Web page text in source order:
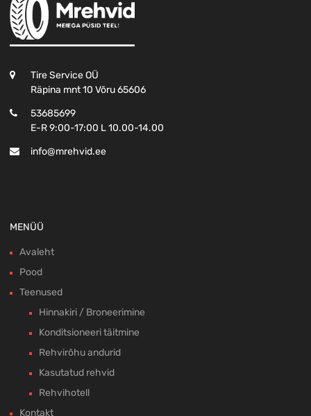
Tire Service OÜ
Räpina mnt 10 Võru 65606
53685699
E-R 9:00-17:00 L 10.00-14.00
info@mrehvid.ee
MENÜÜ
Avaleht
Pood
Teenused
Hinnakiri / Broneerimine
Konditsioneeri täitmine
Rehvirõhu andurid
Kasutatud rehvid
Rehvihotell
Kontakt